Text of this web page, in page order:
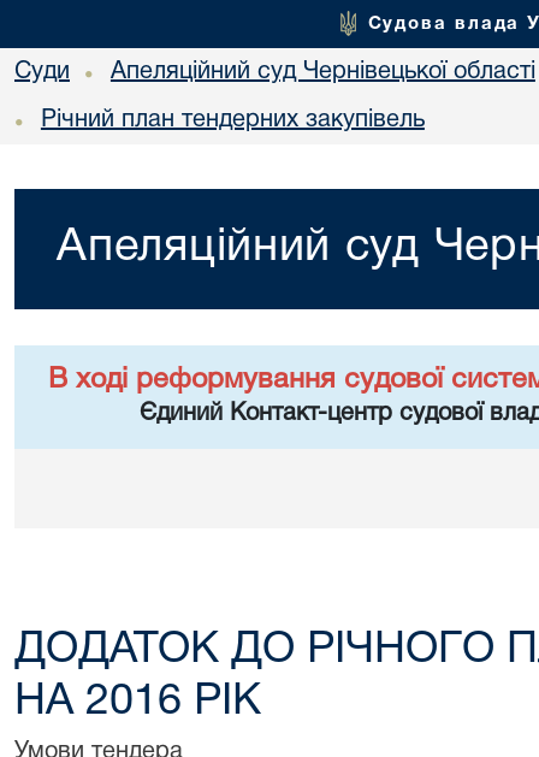
Судова влада
Суди • Апеляційний суд Чернівецької області
• Річний план тендерних закупівель
Апеляційний суд
В ході реформування судової
Єдиний Контакт-центр судової
ДОДАТОК ДО РІЧНОГО
НА 2016 РІК
Умови тендера